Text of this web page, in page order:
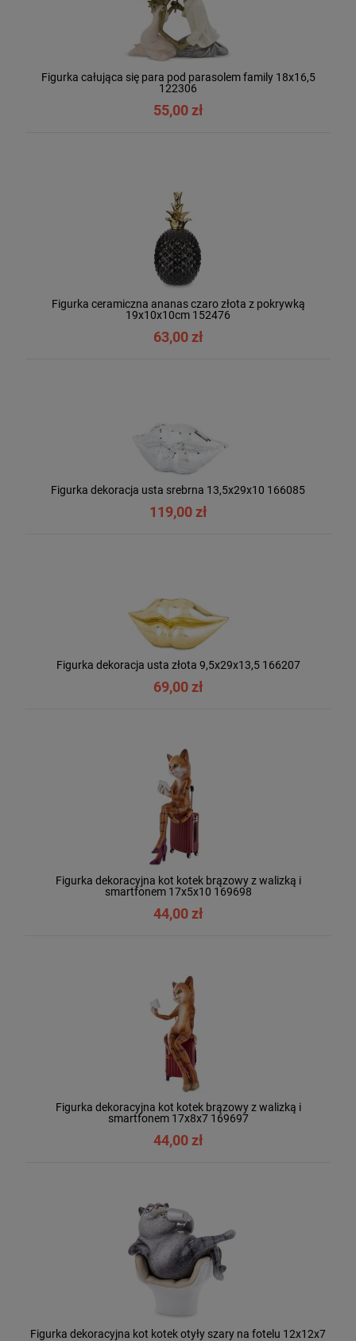
Figurka całująca się para pod parasolem family 18x16,5
122306
55,00 zł
Figurka ceramiczna ananas czaro złota z pokrywką
19x10x10cm 152476
63,00 zł
Figurka dekoracja usta srebrna 13,5x29x10 166085
119,00 zł
Figurka dekoracja usta złota 9,5x29x13,5 166207
69,00 zł
Figurka dekoracyjna kot kotek brązowy z walizką i
smartfonem 17x5x10 169698
44,00 zł
Figurka dekoracyjna kot kotek brązowy z walizką i
smartfonem 17x8x7 169697
44,00 zł
Figurka dekoracyjna kot kotek otyły szary na fotelu 12x12x7